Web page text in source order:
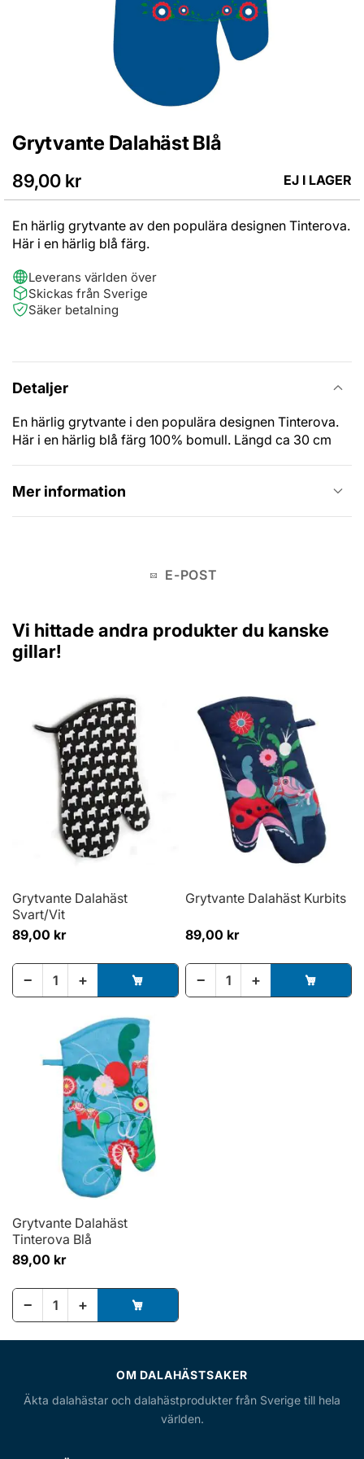
Grytvante Dalahäst Blå
89,00 kr EJ I LAGER
En härlig grytvante av den populära designen Tinterova.
Här i en härlig blå färg.
Leverans världen över
Skickas från Sverige
Säker betalning
Hoppa
början
Detaljer
En härlig grytvante i den populära designen Tinterova.
Här i en härlig blå färg 100% bomull. Längd ca 30 cm
Mer information
E-POST
Vi hittade andra produkter du kanske
gillar!
Grytvante Dalahäst
Svart/Vit
89,00 kr
− +
Grytvante Dalahäst Kurbits
89,00 kr
− +
Grytvante Dalahäst
Tinterova Blå
89,00 kr
− +
OM DALAHÄSTSAKER
Äkta dalahästar och dalahästprodukter från Sverige till hela
världen.